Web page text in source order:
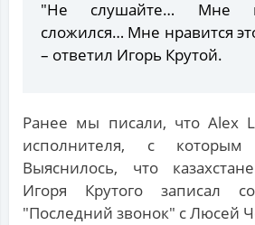
"Не слушайте… Мне
сложился… Мне нравится
– ответил Игорь Крутой.
Ранее мы писали, что Alex
исполнителя, с которым
Выяснилось, что
Игоря Крутого записал
"Последний звонок" с Люсей